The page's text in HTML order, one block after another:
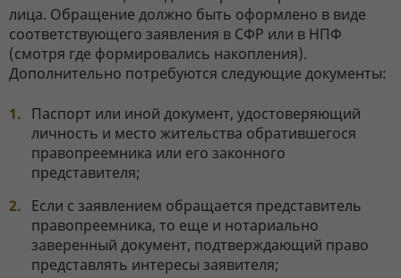
лица. Обращение должно быть оформлено в виде
соответствующего заявления в СФР или в НПФ
(смотря где формировались накопления).
Дополнительно потребуются следующие документы:
Паспорт или иной документ, удостоверяющий
личность и место жительства обратившегося
правопреемника или его законного
представителя;
Если с заявлением обращается представитель
правопреемника, то еще и нотариально
заверенный документ, подтверждающий право
представлять интересы заявителя;